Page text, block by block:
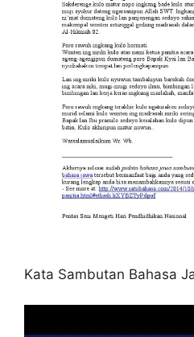
Kata Sambutan Bahasa